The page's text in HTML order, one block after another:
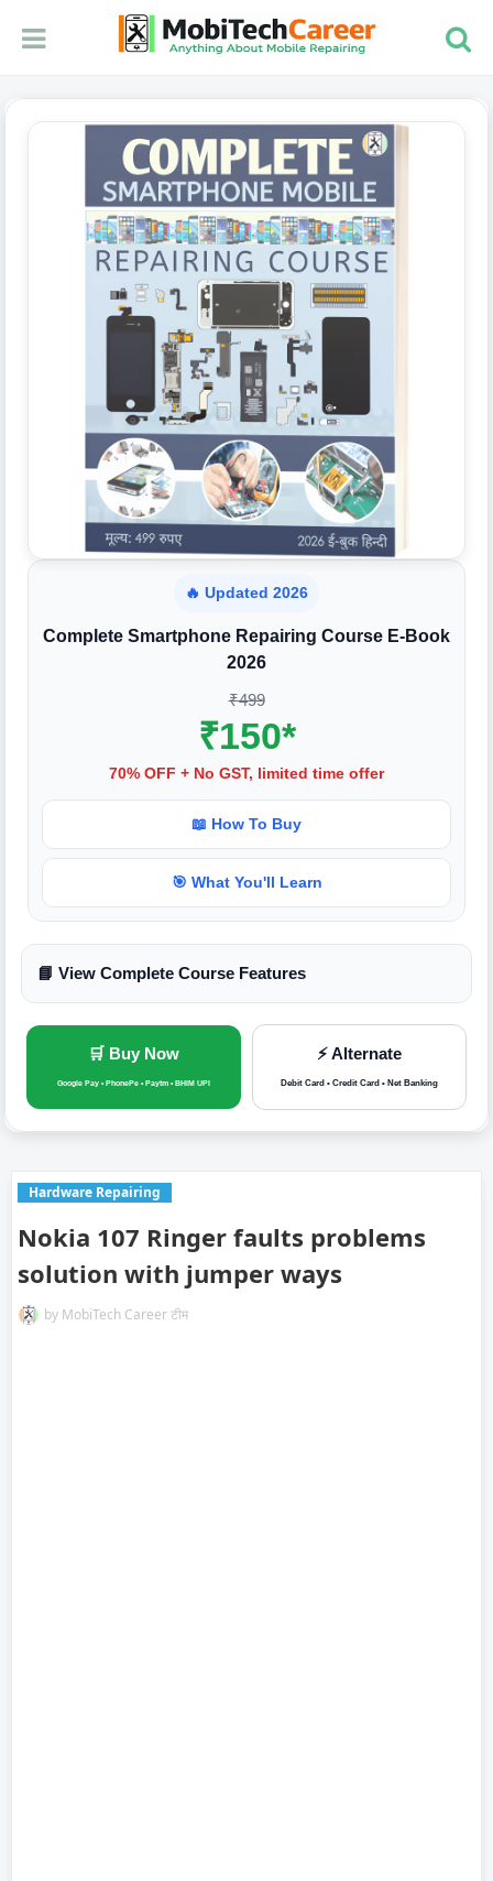
🔥 Updated 2026
Complete Smartphone Repairing Course E-Book
2026
₹499
₹150*
70% OFF + No GST, limited time offer
📖 How To Buy
🎯 What You'll Learn
📘 View Complete Course Features
🛒 Buy Now
Google Pay • PhonePe • Paytm • BHIM UPI
⚡ Alternate
Debit Card • Credit Card • Net Banking
Hardware Repairing
Nokia 107 Ringer faults problems
solution with jumper ways
by MobiTech Career टीम